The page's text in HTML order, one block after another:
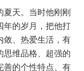
天。当时他刚刚
年的岁月，把他打
敛、热爱生活，有
思维品格、超强的
善的个性特点、有